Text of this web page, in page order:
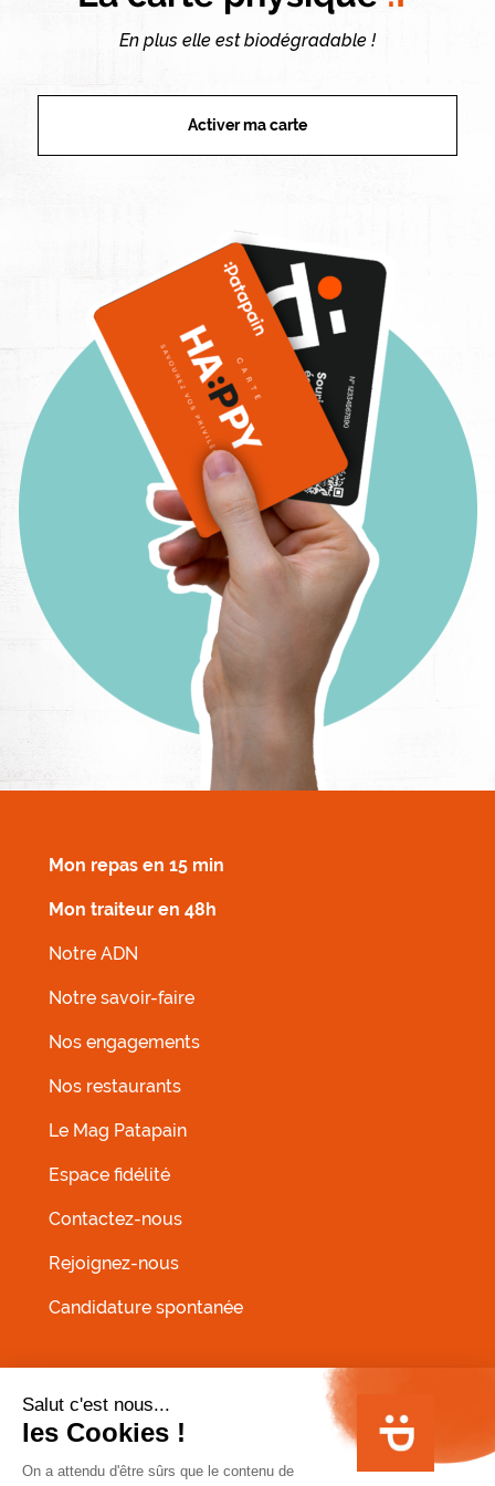
En plus elle est biodégradable !
Activer ma carte
Mon repas en 15 min
Mon traiteur en 48h
Notre ADN
Notre savoir-faire
Nos engagements
Nos restaurants
Le Mag Patapain
Espace fidélité
Contactez-nous
Rejoignez-nous
Candidature spontanée
MENU PIED DE PAGE
Conditions Générales de Vente